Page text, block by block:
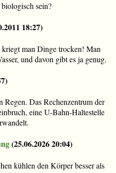
sein?
18:27)
man Dinge trocken! Man
und davon gibt es ja genug.
)
Regen. Das Rechenzentrum der
eine U-Bahn-Haltestelle
(25.06.2026 20:04)
kühlen den Körper besser als